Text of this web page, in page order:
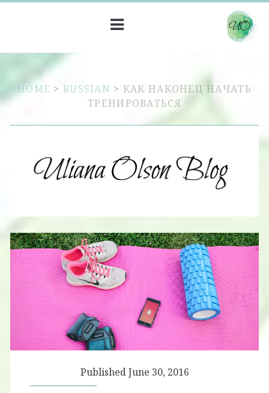
HOME >RUSSIAN > КАК НАКОНЕЦ НАЧАТЬ
ТРЕНИРОВАТЬСЯ
Published June 30, 2016